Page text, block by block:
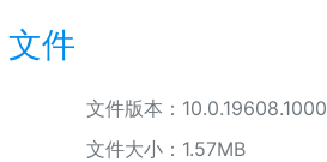
件
文件版本：10.0.19608.1000
文件大小：1.57MB